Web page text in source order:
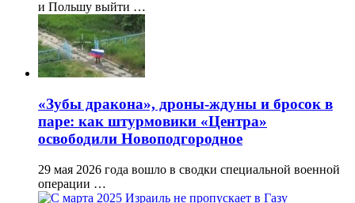
и Польшу выйти …
«Зубы дракона», дроны-ждуны и бросок в
паре: как штурмовики «Центра»
освободили Новоподгородное
29 мая 2026 года вошло в сводки специальной военной
операции …